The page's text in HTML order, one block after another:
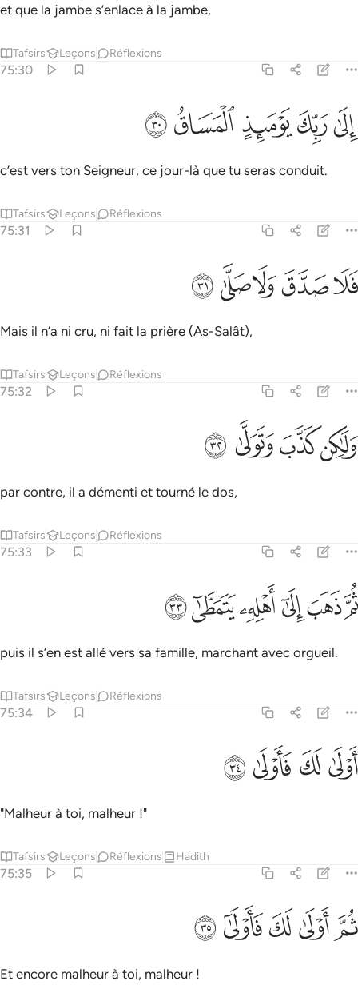
et que la jambe s’enlace à la jambe,
Tafsirs Leçons Réflexions
75:30
الى ربك يوميذ المساق ٣٠
إِلَىٰ رَبِّكَ يَوْمَئِذٍ ٱلْمَسَاقُ ٣٠
ﱭﱮﱯﱰﱱ
c’est vers ton Seigneur, ce jour-là que tu seras conduit.
Tafsirs Leçons Réflexions
75:31
فلا صدق ولا صلى ٣١
فَلَا صَدَّقَ وَلَا صَلَّىٰ ٣١
ﱲﱳﱴﱵﱶ
Mais il n’a ni cru, ni fait la prière (As-Salât),
Tafsirs Leçons Réflexions
75:32
ولاكن كذب وتولى ٣٢
وَلَـٰكِن كَذَّبَ وَتَوَلَّىٰ ٣٢
ﱷﱸﱹﱺ
par contre, il a démenti et tourné le dos,
Tafsirs Leçons Réflexions
75:33
ثم ذهب الى اهله يتمطى ٣٣
ثُمَّ ذَهَبَ إِلَىٰٓ أَهْلِهِۦ يَتَمَطَّىٰٓ ٣٣
ﱻﱼﱽﱾﱿﲀ
puis il s’en est allé vers sa famille, marchant avec orgueil.
Tafsirs Leçons Réflexions
75:34
اولى لك فاولى ٣٤
أَوْلَىٰ لَكَ فَأَوْلَىٰ ٣٤
ﲁﲂﲃﲄ
"Malheur à toi, malheur !"
Tafsirs Leçons Réflexions Hadith
75:35
ثم اولى لك فاولى ٣٥
ثُمَّ أَوْلَىٰ لَكَ فَأَوْلَىٰٓ ٣٥
ﲅﲆﲇﲈﲉ
Et encore malheur à toi, malheur !